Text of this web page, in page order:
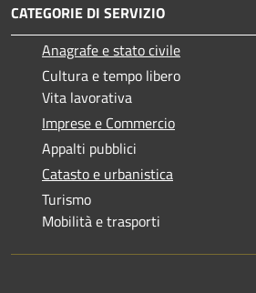
CATEGORIE DI SERVIZIO
Anagrafe e stato civile
Cultura e tempo libero
Vita lavorativa
Imprese e Commercio
Appalti pubblici
Catasto e urbanistica
Turismo
Mobilità e trasporti